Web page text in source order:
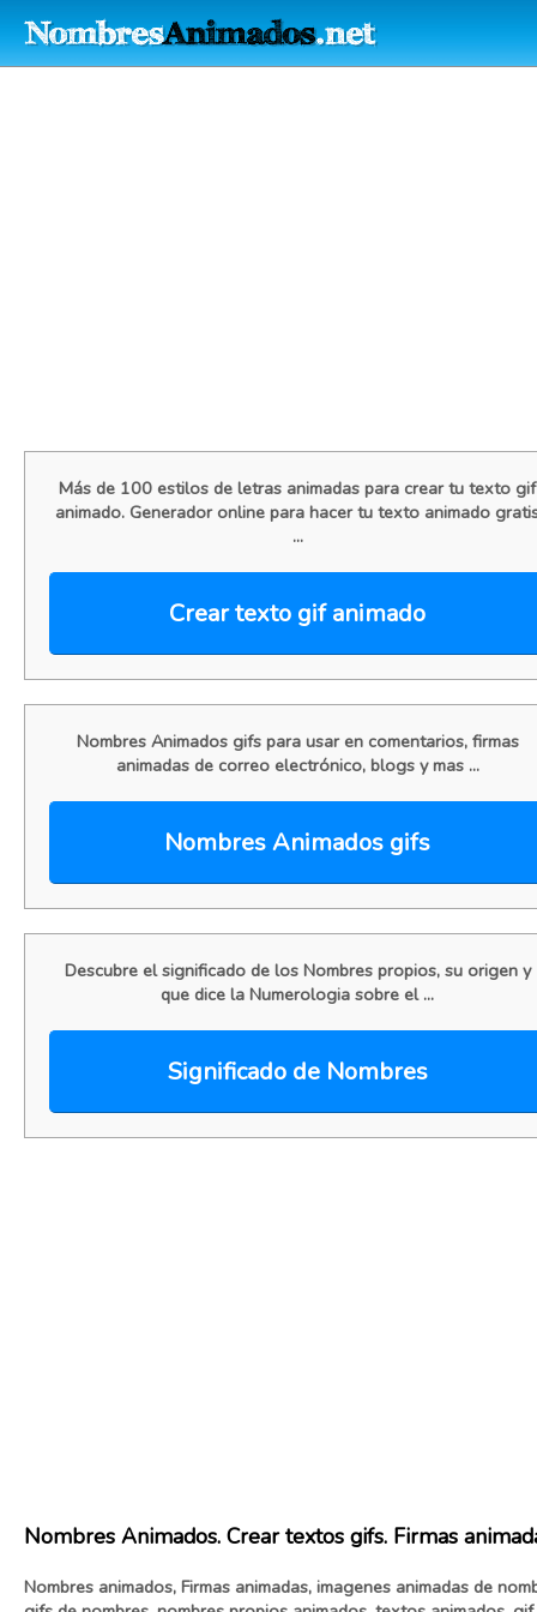
Más de 100 estilos de letras animadas para crear tu texto gif
animado. Generador online para hacer tu texto animado
...
Crear texto gif animado
Nombres Animados gifs para usar en comentarios, firmas
animadas de correo electrónico, blogs y mas ...
Nombres Animados gifs
Descubre el significado de los Nombres propios, su origen y
que dice la Numerologia sobre el ...
Significado de Nombres
Nombres Animados. Crear textos gifs. Firmas
Nombres animados, Firmas animadas, imagenes animadas de